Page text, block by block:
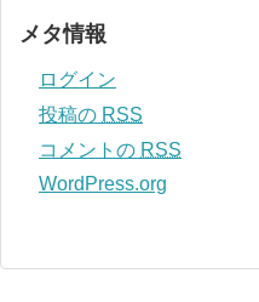
メタ情報
ログイン
投稿の RSS
コメントの RSS
WordPress.org